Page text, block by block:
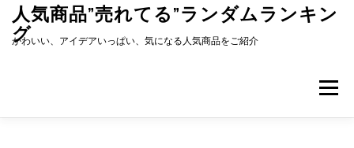
キ
人気商品”売れてる”ランダムランキン
グ
かわいい、アイデアいっぱい、気になる人気商品をご紹介
メニュー